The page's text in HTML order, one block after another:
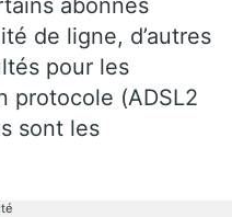
abonnés
de ligne, d’autres
pour les
protocole (ADSL2
sont les